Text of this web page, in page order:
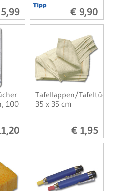
€ 9,90
100
Tafellappen/Tafeltücher
35 x 35 cm
€ 1,95